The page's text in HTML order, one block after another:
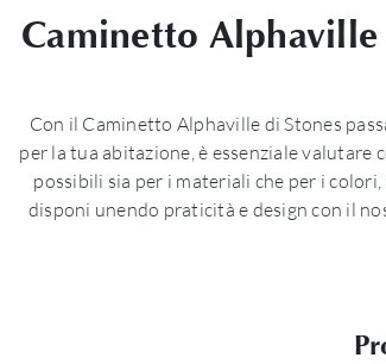
Caminetto
Con il Caminetto Alphaville di Stones
per la tua abitazione, è essenziale
possibili sia per i materiali che per i
disponi unendo praticità e design con il